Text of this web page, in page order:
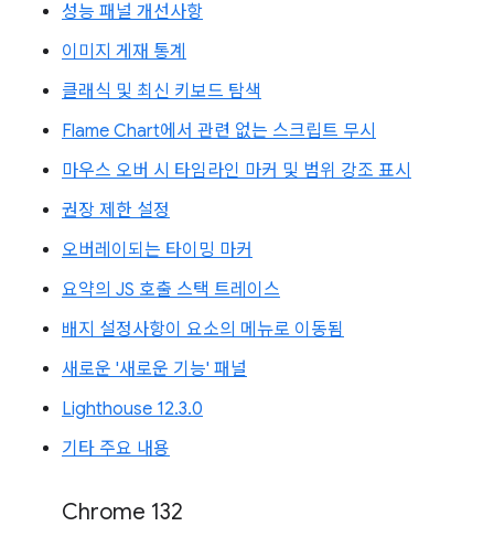
성능 패널 개선사항
이미지 게재 통계
클래식 및 최신 키보드 탐색
Flame Chart에서 관련 없는 스크립트 무시
마우스 오버 시 타임라인 마커 및 범위 강조 표시
권장 제한 설정
오버레이되는 타이밍 마커
요약의 JS 호출 스택 트레이스
배지 설정사항이 요소의 메뉴로 이동됨
새로운 '새로운 기능' 패널
Lighthouse 12.3.0
기타 주요 내용
Chrome 132